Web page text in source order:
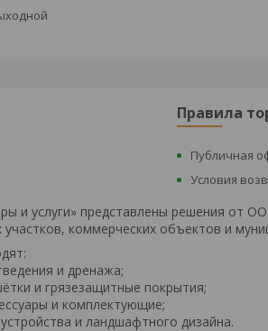
Правила
Публичная
Условия
и услуги» представлены решения от
участков, коммерческих объектов и
и дренажа;
и грязезащитные покрытия;
и комплектующие;
и ландшафтного дизайна.